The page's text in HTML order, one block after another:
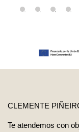
CLEMENTE
Te atendemos con